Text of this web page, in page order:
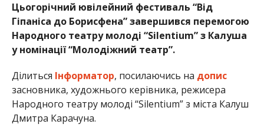
Цьогорічний ювілейний фестиваль “Від
Гіпаніса до Борисфена” завершився перемогою
Народного театру молоді “Silentium” з Калуша
у номінації “Молодіжний театр”.
Ділиться Інформатор, посилаючись на допис
засновника, художнього керівника, режисера
Народного театру молоді “Silentium” з міста Калуш
Дмитра Карачуна.